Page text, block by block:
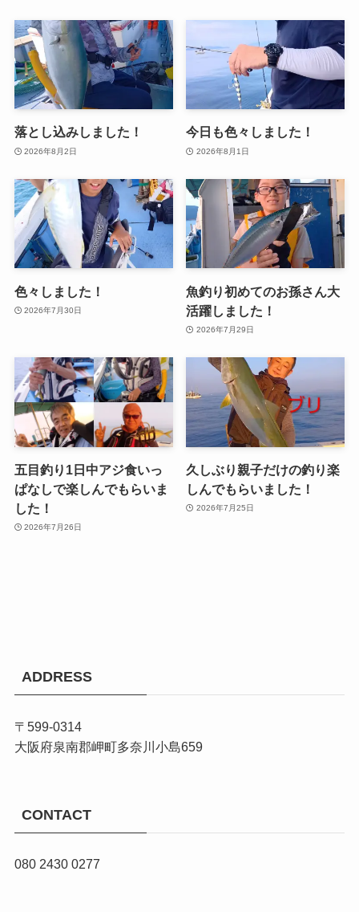
落とし込みしました！
2026年8月2日
今日も色々しました！
2026年8月1日
色々しました！
2026年7月30日
魚釣り初めてのお孫さん大
活躍しました！
2026年7月29日
五目釣り1日中アジ食いっ
ぱなしで楽しんでもらいま
した！
2026年7月26日
久しぶり親子だけの釣り楽
しんでもらいました！
2026年7月25日
ADDRESS
〒599-0314
大阪府泉南郡岬町多奈川小島659
CONTACT
080 2430 0277